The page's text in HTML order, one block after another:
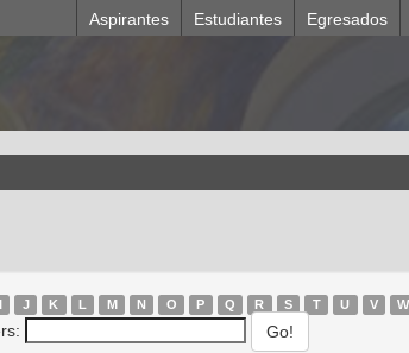
Aspirantes Estudiantes Egresados
I J K L M N O P Q R S T U V W